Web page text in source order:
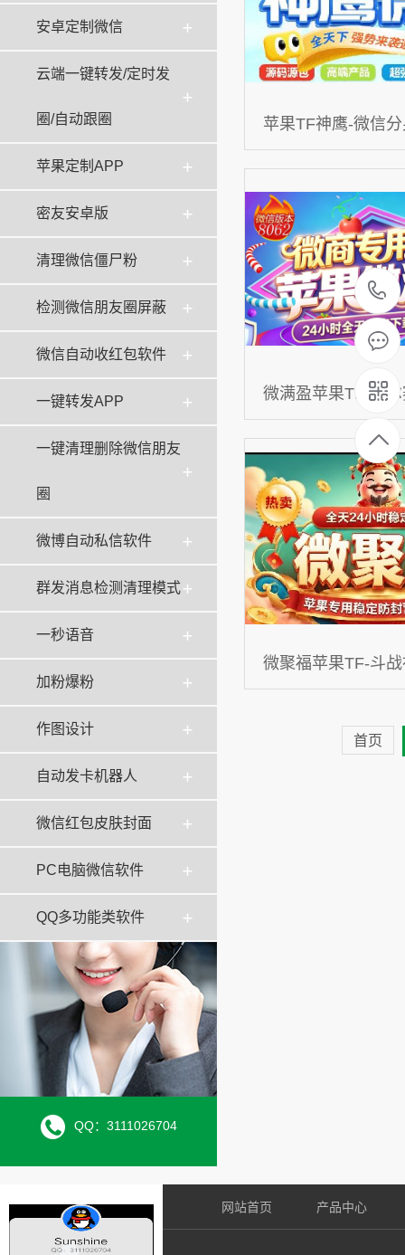
安卓定制微信
云端一键转发/定时发
圈/自动跟圈
苹果定制APP
密友安卓版
清理微信僵尸粉
检测微信朋友圈屏蔽
微信自动收红包软件
一键转发APP
一键清理删除微信朋友
圈
微博自动私信软件
群发消息检测清理模式
一秒语音
加粉爆粉
作图设计
自动发卡机器人
微信红包皮肤封面
PC电脑微信软件
QQ多功能类软件
QQ：3111026704
苹果TF神鹰-微信
鹰微商官网-微信多
微满盈苹果TF-凡
圈-苹果微信分身-
同步
微聚福苹果TF-斗
首页
网站首页 产品中心